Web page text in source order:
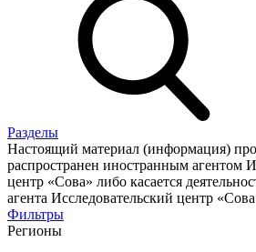
Разделы
Настоящий материал (информация)
распространен иностранным агентом
центр «Сова» либо касается
агента Исследовательский центр
Фильтры
Регионы